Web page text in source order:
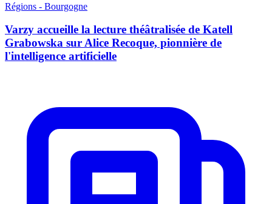
Régions - Bourgogne
Varzy accueille la lecture théâtralisée de Katell
Grabowska sur Alice Recoque, pionnière de
l'intelligence artificielle